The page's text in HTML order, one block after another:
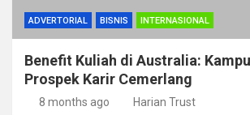
ADVERTORIAL BISNIS INTERNASIONAL
Benefit Kuliah di Australia:
Prospek Karir Cemerlang
8 months ago Harian Trust